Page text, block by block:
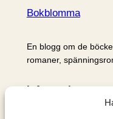
Bokblomma
En blogg om de
romaner,
Information